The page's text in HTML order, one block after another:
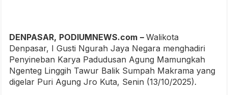
DENPASAR, PODIUMNEWS.com – Walikota
Denpasar, I Gusti Ngurah Jaya Negara menghadiri
Penyineban Karya Padudusan Agung Mamungkah
Ngenteg Linggih Tawur Balik Sumpah Makrama yang
digelar Puri Agung Jro Kuta, Senin (13/10/2025).